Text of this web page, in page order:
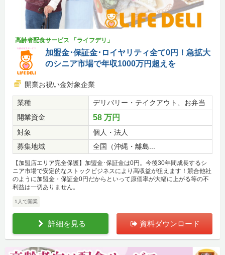
高齢者配食サービス 「ライフデリ」
加盟金･保証金･ロイヤリティ全て0円！急拡大
のシニア市場で年収1000万円超えを
開業お祝い金対象企業
業種
デリバリー・テイクアウト、お弁当
開業資金
58 万円
対象
個人・法人
募集地域
全国（沖縄・離島...
【加盟店エリア完全保護】加盟金･保証金は0円。今後30年間成長するシ
ニア市場で安定的なストックビジネスにより高収益が狙えます！競合他社
のように加盟金・保証金0円だからといって原価率が大幅に上がる等の不
利益は一切ありません。
1人で開業
詳細を見る 資料ダウンロード